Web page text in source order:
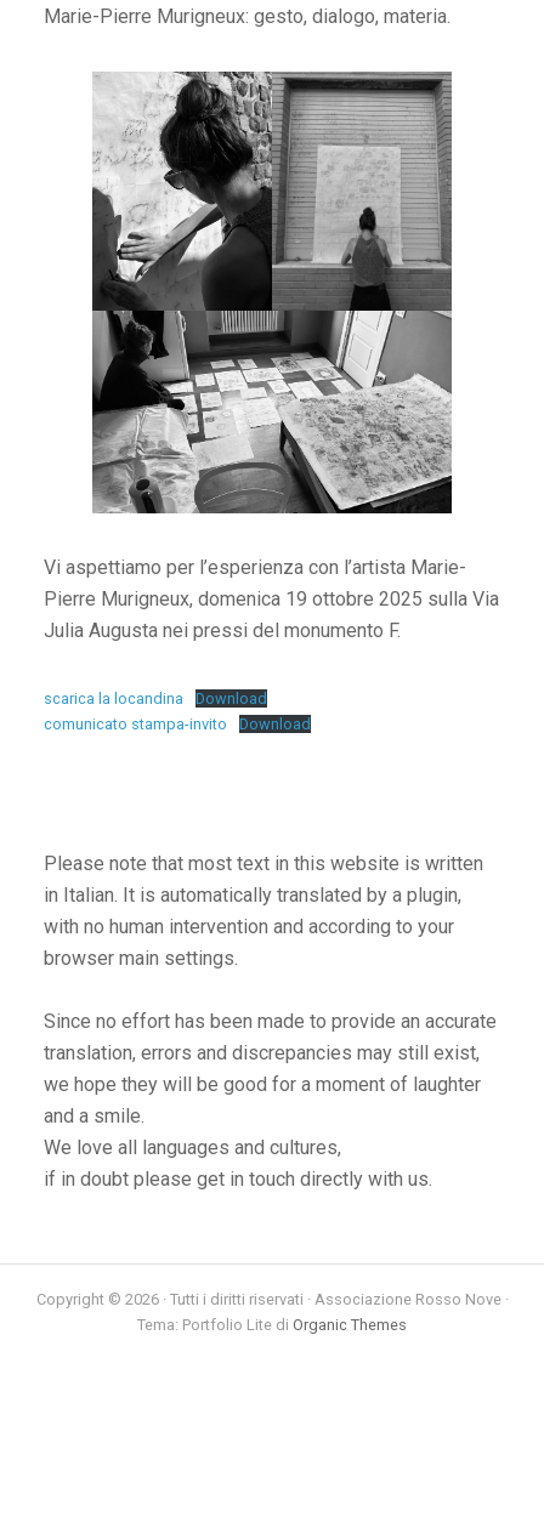
Marie-Pierre Murigneux: gesto, dialogo, materia.
Vi aspettiamo per l’esperienza con l’artista Marie-
Pierre Murigneux, domenica 19 ottobre 2025 sulla Via
Julia Augusta nei pressi del monumento F.
scarica la locandina
Download
comunicato stampa-invito
Download
Please note that most text in this website is written
in Italian. It is automatically translated by a plugin,
with no human intervention and according to your
browser main settings.
Since no effort has been made to provide an accurate
translation, errors and discrepancies may still exist,
we hope they will be good for a moment of laughter
and a smile.
We love all languages and cultures,
if in doubt please get in touch directly with us.
Copyright © 2026 · Tutti i diritti riservati · Associazione Rosso Nove ·
Tema: Portfolio Lite di Organic Themes